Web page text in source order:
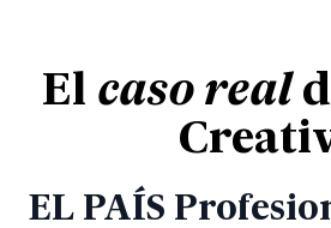
El caso real
EL PAÍS